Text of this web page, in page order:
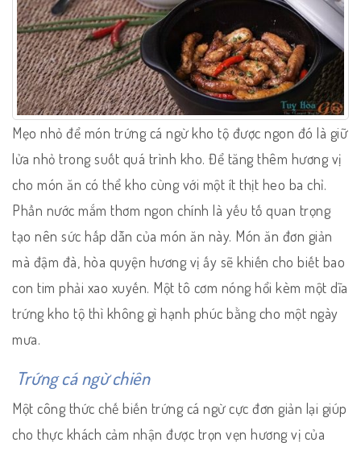
Mẹo nhỏ để món trứng cá ngừ kho tộ được ngon đó là giữ
lửa nhỏ trong suốt quá trình kho. Để tăng thêm hương vị
cho món ăn có thể kho cùng với một ít thịt heo ba chỉ.
Phần nước mắm thơm ngon chính là yếu tố quan trọng
tạo nên sức hấp dẫn của món ăn này. Món ăn đơn giản
mà đậm đà, hòa quyện hương vị ấy sẽ khiến cho biết bao
con tim phải xao xuyến. Một tô cơm nóng hổi kèm một dĩa
trứng kho tộ thì không gì hạnh phúc bằng cho một ngày
mưa.
Trứng cá ngừ chiên
Một công thức chế biến trứng cá ngừ cực đơn giản lại giúp
cho thực khách cảm nhận được trọn vẹn hương vị của